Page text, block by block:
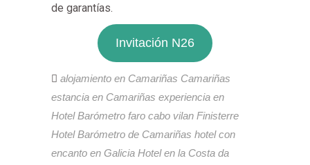
de garantías.
Invitación N26
alojamiento en Camariñas Camariñas
estancia en Camariñas experiencia en
Hotel Barómetro faro cabo vilan Finisterre
Hotel Barómetro de Camariñas hotel con
encanto en Galicia Hotel en la Costa da